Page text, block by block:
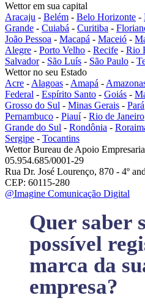
Wettor em sua capital
Aracaju - Belém - Belo Horizonte -
Grande - Cuiabá - Curitiba -
João Pessoa - Macapá - Maceió -
Alegre - Porto Velho - Recife - Rio
Salvador- São Luís - São Paulo -
Wettor no seu Estado
Acre - Alagoas - Amapá -
Federal - Espírito Santo - Goiás -
Grosso do Sul - Minas Gerais - Pará
Pernambuco - Piauí- Rio de Janeiro
Grande do Sul - Rondônia -
Sergipe - Tocantins
Wettor Bureau de Apoio
05.954.685/0001-29
Rua Dr. José Lourenço, 870 - 4º
CEP: 60115-280
@Imagine Comunicação Digital
Quer saber
possível
marca da
empresa?